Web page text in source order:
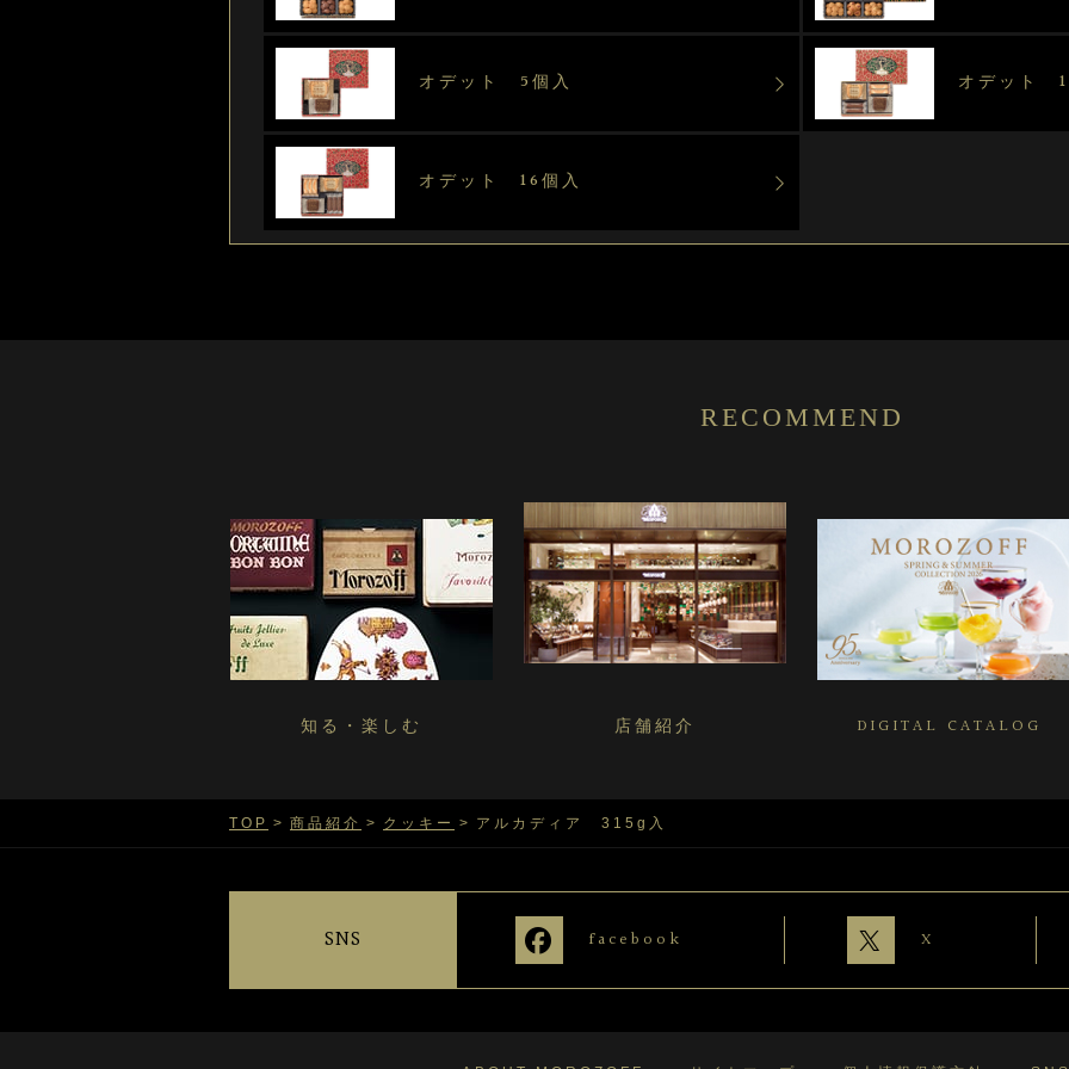
オデット 5個入 オデット
オデット 16個入
RECOMMEND
知る・楽しむ 店舗紹介 DIGITAL CATALOG
TOP 商品紹介 クッキー アルカディア 315g入
SNS facebook X